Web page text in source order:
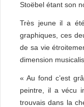
Stoëbel étant son
Très jeune il a
graphiques, ces
de sa vie
dimension
« Au fond c’est
peintre, il a vécu
trouvais dans la